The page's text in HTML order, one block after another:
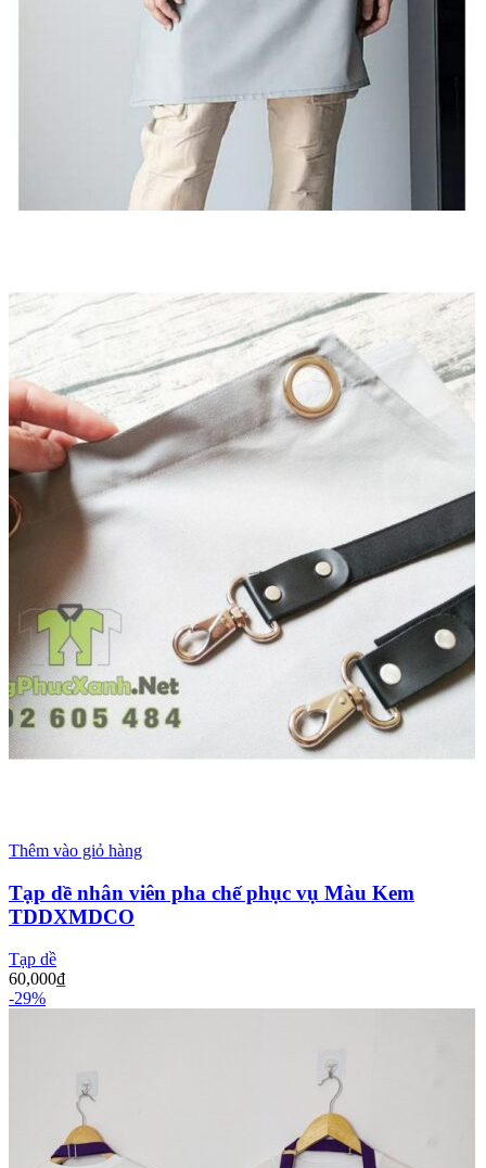
Thêm vào giỏ hàng
Tạp dề nhân viên pha chế phục vụ Màu Kem
TDDXMDCO
Tạp dề
60,000₫
-29%